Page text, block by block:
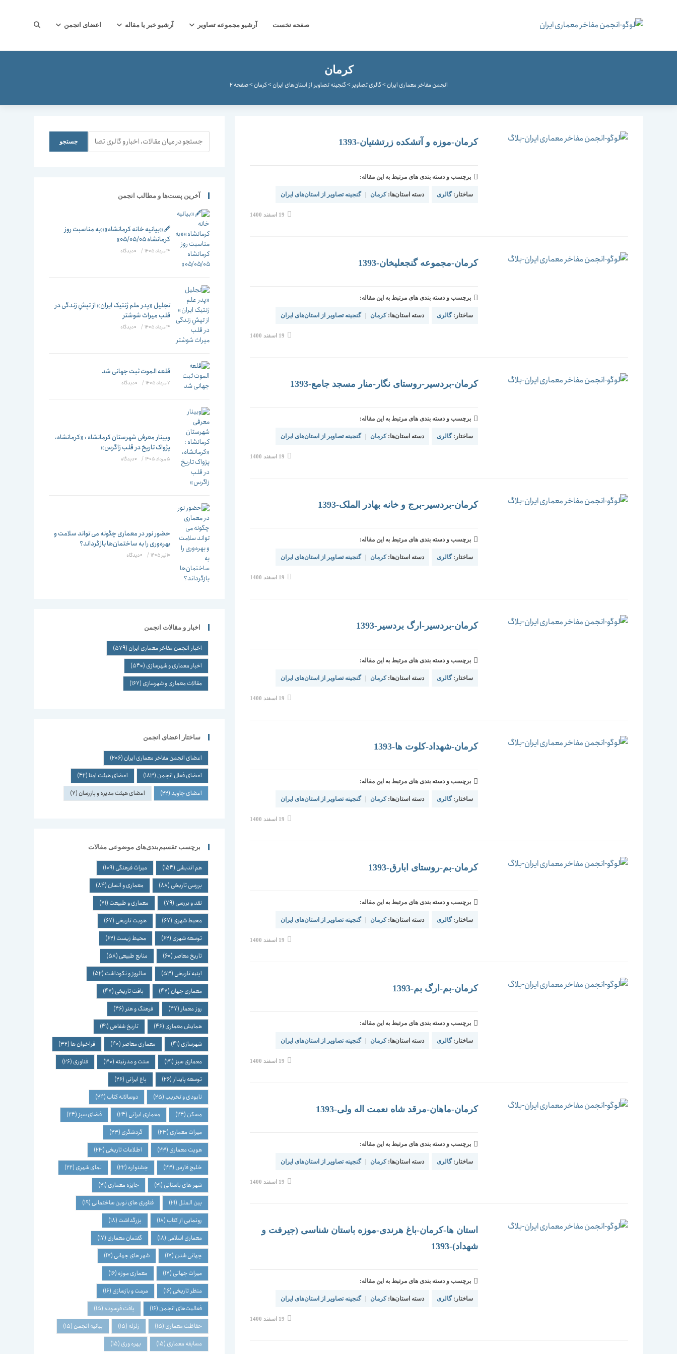
صفحه نخست آرشیو مجموعه تصاویر آرشیو خبر یا مقاله اعضای انجمن جستجوی
کرمان
انجمن مفاخر معماری ایران >گالری تصاویر >گنجینه تصاویر از استان‌های ایران >کرمان >صفحه 2
کرمان-موزه و آتشکده زرتشتیان-1393
برچسب و دسته بندی های مرتبط به این مقاله:
ساختار:گالری دسته استان‌ها:کرمان گنجینه تصاویر از استان‌های ایران
نوشته
منتشر
19 اسفند 1400
کرمان-مجموعه گنجعلیخان-1393
برچسب و دسته بندی های مرتبط به این مقاله:
ساختار:گالری دسته استان‌ها:کرمان گنجینه تصاویر از استان‌های ایران
نوشته
منتشر
19 اسفند 1400
کرمان-بردسیر-روستای نگار-منار مسجد جامع-1393
برچسب و دسته بندی های مرتبط به این مقاله:
ساختار:گالری دسته استان‌ها:کرمان گنجینه تصاویر از استان‌های ایران
نوشته
منتشر
19 اسفند 1400
کرمان-بردسیر-برج و خانه بهادر الملک-1393
برچسب و دسته بندی های مرتبط به این مقاله:
ساختار:گالری دسته استان‌ها:کرمان گنجینه تصاویر از استان‌های ایران
نوشته
منتشر
19 اسفند 1400
کرمان-بردسیر-ارگ بردسیر-1393
برچسب و دسته بندی های مرتبط به این مقاله:
ساختار:گالری دسته استان‌ها:کرمان گنجینه تصاویر از استان‌های ایران
نوشته
منتشر
19 اسفند 1400
کرمان-شهداد-کلوت ها-1393
برچسب و دسته بندی های مرتبط به این مقاله:
ساختار:گالری دسته استان‌ها:کرمان گنجینه تصاویر از استان‌های ایران
نوشته
منتشر
19 اسفند 1400
کرمان-بم-روستای ابارق-1393
برچسب و دسته بندی های مرتبط به این مقاله:
ساختار:گالری دسته استان‌ها:کرمان گنجینه تصاویر از استان‌های ایران
نوشته
منتشر
19 اسفند 1400
کرمان-بم-ارگ بم-1393
برچسب و دسته بندی های مرتبط به این مقاله:
ساختار:گالری دسته استان‌ها:کرمان گنجینه تصاویر از استان‌های ایران
نوشته
منتشر
19 اسفند 1400
کرمان-ماهان-مرقد شاه نعمت اله ولی-1393
برچسب و دسته بندی های مرتبط به این مقاله:
ساختار:گالری دسته استان‌ها:کرمان گنجینه تصاویر از استان‌های ایران
نوشته
منتشر
19 اسفند 1400
استان ها-کرمان-باغ هرندی-موزه باستان شناسی (جیرفت و
شهداد)-1393
برچسب و دسته بندی های مرتبط به این مقاله:
ساختار:گالری دسته استان‌ها:کرمان گنجینه تصاویر از استان‌های ایران
نوشته
منتشر
19 اسفند 1400
جستجو
آخرین پست‌ها و مطالب انجمن
🖋️«بیانیه خانه کرمانشاه»«به مناسبت روز
کرمانشاه ۰۵/۰۵/۰۵»
14 مرداد 1405 / ۰ دیدگاه
تجلیل «پدر علم ژنتیک ایران» از تپشِ زندگی در
قلب میراث شوشتر
14 مرداد 1405 / ۰ دیدگاه
قلعه الموت ثبت جهانی شد
7 مرداد 1405 / ۰ دیدگاه
وبینار معرفی شهرستان کرمانشاه : «کرمانشاه،
پژواک تاریخ در قلب زاگرس»
5 مرداد 1405 / ۰ دیدگاه
حضور نور در معماری چگونه می تواند سلامت و
بهره‌وری را به ساختمان‌ها بازگرداند؟
10 تیر 1405 / ۰ دیدگاه
اخبار و مقالات انجمن
اخبار انجمن مفاخر معماری ایران (579)
اخبار معماری و شهرسازی (540)
مقالات معماری و شهرسازی (167)
ساختار اعضای انجمن
اعضای انجمن مفاخر معماری ایران (206)
اعضای فعال انجمن (183) اعضای هیئت امنا(42)
اعضای جاوید(22) اعضای هیئت مدیره و بازرسان (7)
برچسب تقسیم‌بندی‌های موضوعی مقالات
هم اندیشی (154) میراث فرهنگی (109)
بررسی تاریخی (88) معماری و انسان (84)
نقد و بررسی (79) معماری و طبیعت (71)
محیط شهری (67) هویت تاریخی (67)
توسعه شهری (62) محیط زیست (62)
تاریخ معاصر (60) منابع طبیعی (58)
ابنیه تاریخی (53) سالروز و نکوداشت (52)
معماری جهان (47) بافت تاریخی (47)
روز معمار (47) فرهنگ و هنر (46)
همایش معماری (46) تاریخ شفاهی (41)
شهرسازی (41) معماری معاصر (40) فراخوان ها(32)
معماری سبز (31) سنت و مدرنیته (30) فناوری (26)
توسعه پایدار (26) باغ ایرانی (26)
نابودی و تخریب (25) دوسالانه کتاب (24)
مسکن (24) معماری ایرانی (24) فضای سبز (24)
میراث معماری (23) گردشگری (23)
هویت معماری (23) اطلاعات تاریخی (23)
خلیج فارس (23) جشنواره (22) نمای شهری (22)
شهر های باستانی (21) جایزه معماری (21)
بین الملل (21) فناوری های نوین ساختمانی (19)
رونمایی از کتاب (18) بزرگداشت (18)
معماری اسلامی (18) گفتمان معماری (17)
جهانی شدن (17) شهر های جهانی (17)
میراث جهانی (17) معماری موزه (16)
منظر تاریخی (16) مرمت و بازسازی (16)
فعالیت‌های انجمن (16) بافت فرسوده (15)
حفاظت معماری (15) زلزله (15) بیانیه انجمن (15)
مسابقه معماری (15) بهره وری (15)